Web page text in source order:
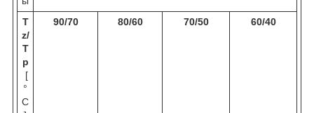
T
z/
T
p
[
°
C
90/70 80/60 70/50 60/40